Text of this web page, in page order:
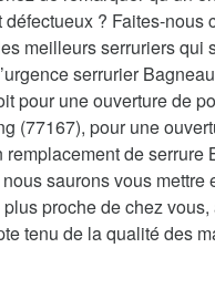
défectueux ? Faites-nous
meilleurs serruriers qui
serrurier
pour une ouverture de
(77167), pour une
de serrure
saurons vous mettre
proche de chez vous,
tenu de la qualité des